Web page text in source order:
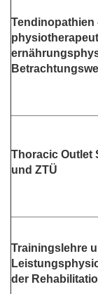
Tendinopathien
Thoracic Outlet
und ZTÜ
Trainingslehre
der